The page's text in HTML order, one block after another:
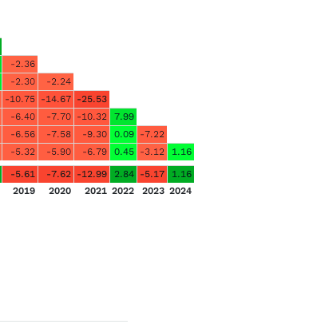
-2.36
-2.30
-2.24
-10.75 -14.67 -25.53
-6.40 -7.70 -10.32
7.99
-6.56 -7.58 -9.30 0.09 -7.22
-5.32 -5.90 -6.79 0.45 -3.12
1.16
-5.61 -7.62 -12.99 2.84 -5.17
1.16
2019 2020 2021 2022 2023 2024